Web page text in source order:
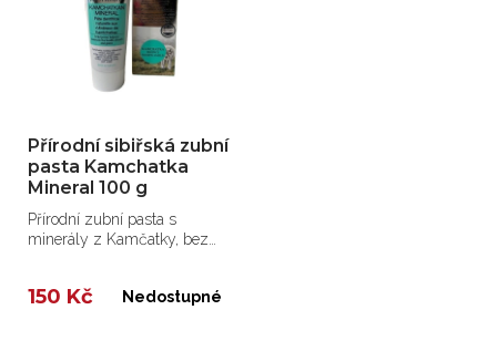
Přírodní sibiřská zubní
pasta Kamchatka
Mineral 100 g
Přírodní zubní pasta s
minerály z Kamčatky, bez
150 Kč Nedostupné